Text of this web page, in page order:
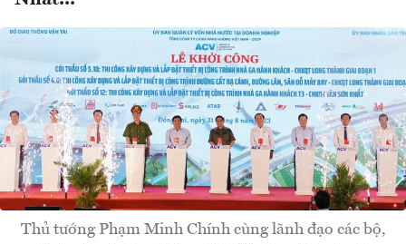
Thủ tướng Phạm Minh Chính cùng lãnh đạo các bộ,